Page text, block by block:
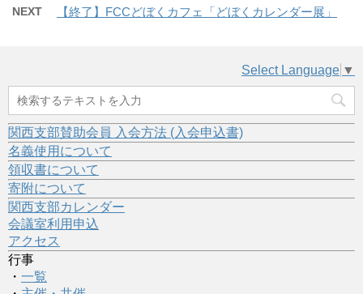
NEXT 【終了】FCCどぼくカフェ「どぼくカレンダー展」
Select Language ▼
関西支部賛助会員 入会方法 (入会申込書)
名義使用について
領収書について
寄附について
関西支部カレンダー
会議室利用申込
アクセス
行事
・ 一覧